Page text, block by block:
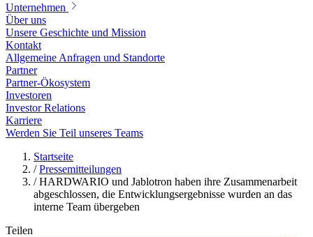
Unternehmen
Über uns
Unsere Geschichte und Mission
Kontakt
Allgemeine Anfragen und Standorte
Partner
Partner-Ökosystem
Investoren
Investor Relations
Karriere
Werden Sie Teil unseres Teams
Startseite
/ Pressemitteilungen
/ HARDWARIO und Jablotron haben ihre Zusammenarbeit
abgeschlossen, die Entwicklungsergebnisse wurden an das
interne Team übergeben
Teilen